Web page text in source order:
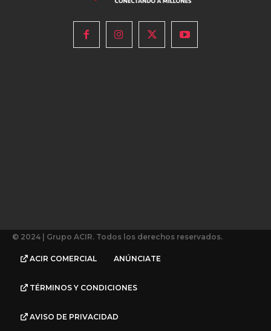
© 2024 | Grupo ACIR. Todos los derechos reservados.
ACIR COMERCIAL ANÚNCIATE
TÉRMINOS Y CONDICIONES
AVISO DE PRIVACIDAD